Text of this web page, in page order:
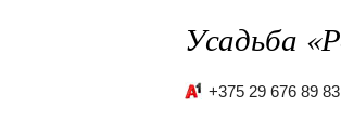
Усадьба
+375 29 676 89 83